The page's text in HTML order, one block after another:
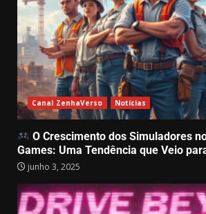
Canal ZenhaVerso Notícias
O Crescimento dos Simuladores
Games: Uma Tendência que Veio
junho 3, 2025
3 maio 6, 2025
4
Farming
Quando o Campo e
Encontram em um
maio 5, 2025
5
Animal Shelter 2, e
Adoção de Animais
Abandonados: Muito
abril 30, 2025